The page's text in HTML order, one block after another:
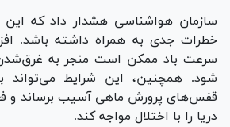
سازمان هواشناسی هشدار داد که
خطرات جدی به همراه داشته باشد.
سرعت باد ممکن است منجر به
شود. همچنین، این شرایط می‌تواند
قفس‌های پرورش ماهی آسیب برساند و
دریا را با اختلال مواجه کند.